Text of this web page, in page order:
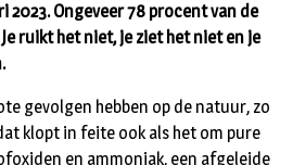
2023. Ongeveer 78 procent van de
ruikt het niet, je ziet het niet en je
gevolgen hebben op de natuur, zo
klopt in feite ook als het om pure
en ammoniak, een afgeleide